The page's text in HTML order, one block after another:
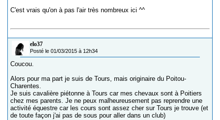
C'est vrais qu'on à pas l'air très nombreux ici ^^
elo37
Posté le 01/03/2015 à 12h34
Coucou.
Alors pour ma part je suis de Tours, mais originaire du Poitou-
Charentes.
Je suis cavalière piétonne à Tours car mes chevaux sont à Poitiers
chez mes parents. Je ne peux malheureusement pas reprendre une
activité équestre car les cours sont assez cher sur Tours je trouve (et
de toute façon j'ai pas de sous pour aller dans un club)